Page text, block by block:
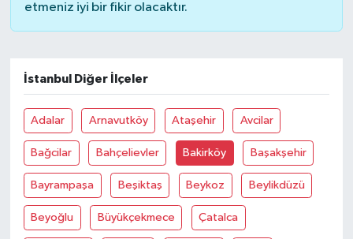
etmeniz iyi bir fikir olacaktır.
İstanbul Diğer İlçeler
Adalar Arnavutköy Ataşehir Avcilar
Bağcilar Bahçelievler Bakirköy Başakşehir
Bayrampaşa Beşiktaş Beykoz Beylikdüzü
Beyoğlu Büyükçekmece Çatalca